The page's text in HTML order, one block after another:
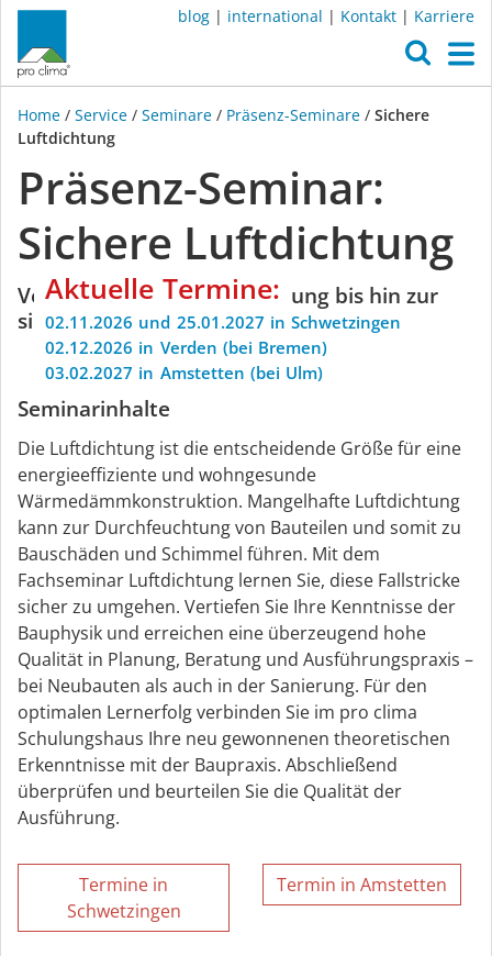
blog | international | Kontakt | Karriere
Home / Service / Seminare / Präsenz-Seminare / Sichere
Luftdichtung
Präsenz-Seminar:
Sichere Luftdichtung
Von der Planung und Beratung bis hin zur
sicheren Verarbeitung
Aktuelle Termine:
02.11.2026 und 25.01.2027 in Schwetzingen
02.12.2026 in Verden (bei Bremen)
03.02.2027 in Amstetten (bei Ulm)
Seminarinhalte
Die Luftdichtung ist die entscheidende Größe für eine
energieeffiziente und wohngesunde
Wärmedämmkonstruktion. Mangelhafte Luftdichtung
kann zur Durchfeuchtung von Bauteilen und somit zu
Bauschäden und Schimmel führen. Mit dem
Fachseminar Luftdichtung lernen Sie, diese Fallstricke
sicher zu umgehen. Vertiefen Sie Ihre Kenntnisse der
Bauphysik und erreichen eine überzeugend hohe
Qualität in Planung, Beratung und Ausführungspraxis –
bei Neubauten als auch in der Sanierung. Für den
optimalen Lernerfolg verbinden Sie im pro clima
Schulungshaus Ihre neu gewonnenen theoretischen
Erkenntnisse mit der Baupraxis. Abschließend
überprüfen und beurteilen Sie die Qualität der
Ausführung.
Termine in
Schwetzingen
Termin in Amstetten